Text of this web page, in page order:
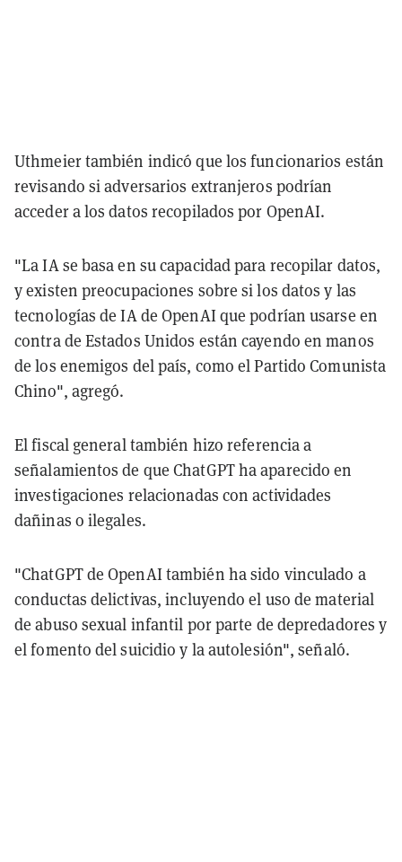
Uthmeier también indicó que los funcionarios están
revisando si adversarios extranjeros podrían
acceder a los datos recopilados por OpenAI.
"La IA se basa en su capacidad para recopilar datos,
y existen preocupaciones sobre si los datos y las
tecnologías de IA de OpenAI que podrían usarse en
contra de Estados Unidos están cayendo en manos
de los enemigos del país, como el Partido Comunista
Chino", agregó.
El fiscal general también hizo referencia a
señalamientos de que ChatGPT ha aparecido en
investigaciones relacionadas con actividades
dañinas o ilegales.
"ChatGPT de OpenAI también ha sido vinculado a
conductas delictivas, incluyendo el uso de material
de abuso sexual infantil por parte de depredadores y
el fomento del suicidio y la autolesión", señaló.